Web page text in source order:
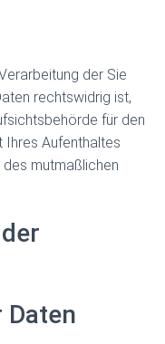
der Sie
rechtswidrig ist,
für den
Ihres Aufenthaltes
mutmaßlichen
Daten